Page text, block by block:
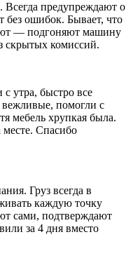
предупреждают о
без ошибок. Бывает, что
— подгоняют машину
скрытых комиссий.
с утра, быстро все
помогли с
мебель хрупкая была.
месте. Спасибо
Груз всегда в
каждую точку
сами, подтверждают
за 4 дня вместо